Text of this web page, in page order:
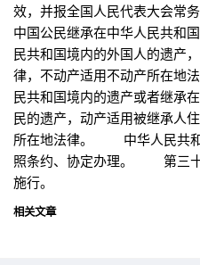
效，并报全国人民代表大会
中国公民继承在中华人民共和
民共和国境内的外国人的遗产
律，不动产适用不动产所在
民共和国境内的遗产或者继承
民的遗产，动产适用被继承人
所在地法律。 中华人民共和
照条约、协定办理。 第三十
施行。
相关文章